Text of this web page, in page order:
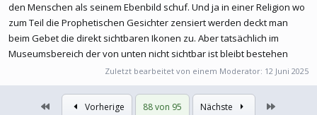
den Menschen als seinem Ebenbild schuf. Und ja in einer Religion wo
zum Teil die Prophetischen Gesichter zensiert werden deckt man
beim Gebet die direkt sichtbaren Ikonen zu. Aber tatsächlich im
Museumsbereich der von unten nicht sichtbar ist bleibt bestehen
Zuletzt bearbeitet von einem Moderator: 12 Juni 2025
Vorherige 88 von 95 Nächste